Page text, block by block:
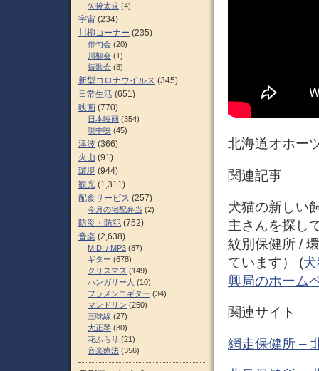
北海道オホー
関連記事
犬猫の新しい
主さんを探し
紋別保健所 /
ています） (
興局のホーム
関連サイト
網走保健所 –
矢後太規 (4)
宇宙 (234)
川柳コーナー (235)
俳句会 (20)
川柳会 (1)
短歌会 (8)
新型コロナウイルス (345)
日常生活 (651)
映画 (770)
日本映画 (354)
現中映 (45)
津波 (366)
火山 (91)
環境 (944)
観光 (1,311)
配食サービス (257)
今月の宅配弁当 (2)
防災・防犯 (752)
音楽 (2,638)
MIDI / MP3 (87)
ギター (678)
クリスマス (149)
ハンガリー人 (10)
フラメンコギター (34)
マンドリン (250)
三味線 (27)
大正琴 (30)
花ふらり (21)
音楽療法 (356)